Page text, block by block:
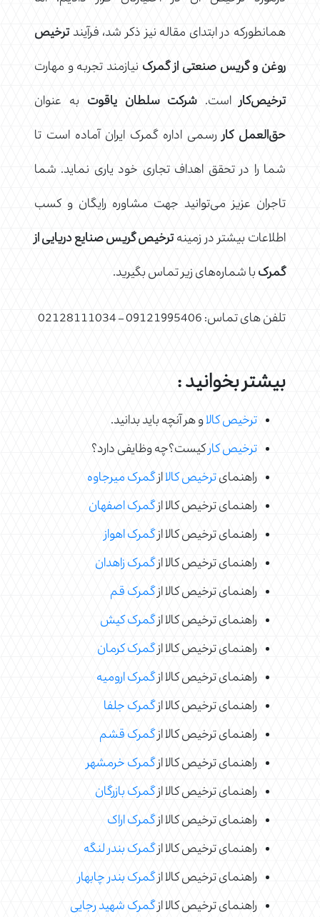
همانطورکه در ابتدای مقاله نیز ذکر شد، فرآیندترخیص
روغن و گریس صنعتی از گمرک نیازمند تجربه و مهارت
ترخیص‌کاراست. شرکت سلطان یاقوت به عنوان
حق‌العمل کاررسمی اداره گمرک ایران آماده است تا
شما را در تحقق اهداف تجاری خود یاری نماید. شما
تاجران عزیز می‌توانید جهت مشاوره رایگان و کسب
اطلاعات بیشتر در زمینهترخیص گریس صنایع دریایی از
گمرکبا شماره‌های زیر تماس بگیرید.
تلفن های تماس: 09121995406 – 02128111034
بیشتر بخوانید :
ترخیص کالاو هر آنچه باید بدانید.
ترخیص کارکیست؟چه وظایفی دارد؟
راهنمایترخیص کالاازگمرک میرجاوه
راهنمای ترخیص کالا ازگمرک اصفهان
راهنمای ترخیص کالا ازگمرک اهواز
راهنمای ترخیص کالا ازگمرک زاهدان
راهنمای ترخیص کالا ازگمرک قم
راهنمای ترخیص کالا ازگمرک کیش
راهنمای ترخیص کالا ازگمرک کرمان
راهنمای ترخیص کالا ازگمرک ارومیه
راهنمای ترخیص کالا ازگمرک جلفا
راهنمای ترخیص کالا ازگمرک قشم
راهنمای ترخیص کالا ازگمرک خرمشهر
راهنمای ترخیص کالا ازگمرک بازرگان
راهنمای ترخیص کالا ازگمرک اراک
راهنمای ترخیص کالا ازگمرک بندر لنگه
راهنمای ترخیص کالا ازگمرک بندر چابهار
راهنمای ترخیص کالا ازگمرک شهید رجایی